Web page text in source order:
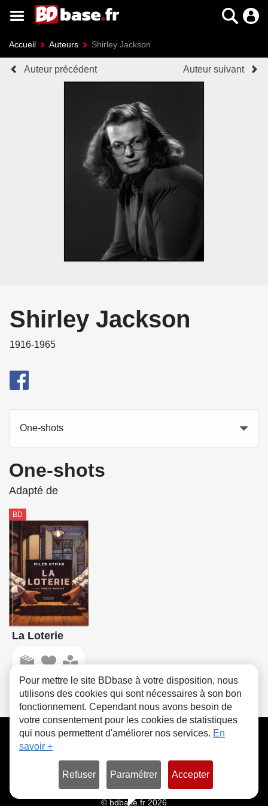
Accueil Auteurs Shirley Jackson
Auteur précédent Auteur suivant
Shirley Jackson
1916-1965
One-shots
One-shots
Adapté de
BD
La Loterie
CGU FAQ Contact Cookies
© bdbase.fr 2026
Pour mettre le site BDbase à votre disposition, nous
utilisons des cookies qui sont nécessaires à son bon
fonctionnement. Cependant nous avons besoin de
votre consentement pour les cookies de statistiques
qui nous permettent d'améliorer nos services. En
savoir +
Refuser Paramétrer Accepter